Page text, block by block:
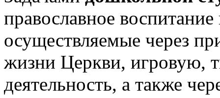
православное воспитание
осуществляемые через
жизни Церкви, игровую,
деятельность, а также